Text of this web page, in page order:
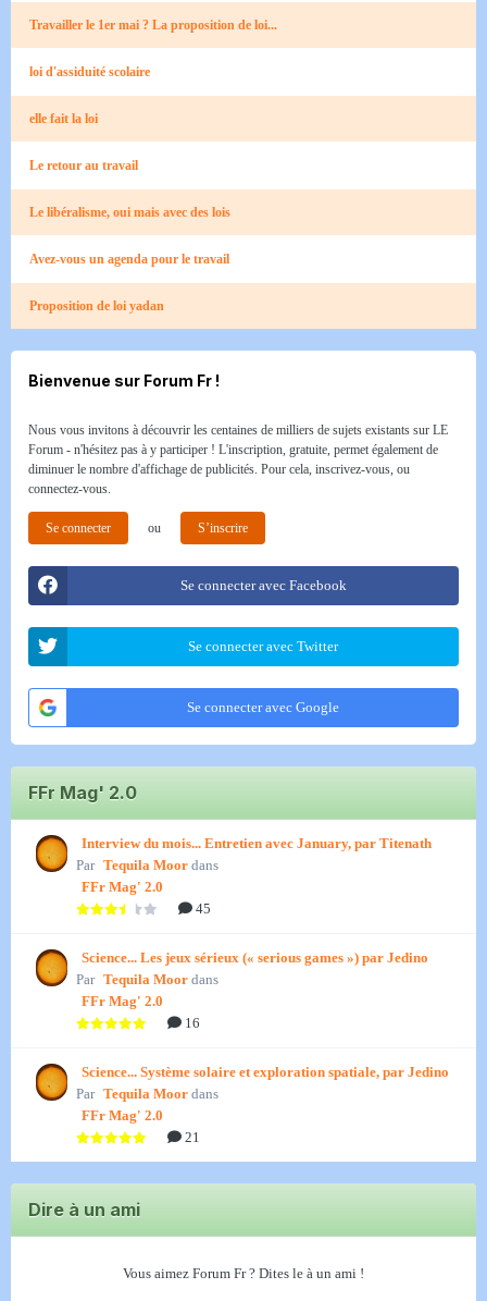
Travailler le 1er mai ? La proposition de loi...
loi d'assiduité scolaire
elle fait la loi
Le retour au travail
Le libéralisme, oui mais avec des lois
Avez-vous un agenda pour le travail
Proposition de loi yadan
Bienvenue sur Forum Fr !
Nous vous invitons à découvrir les centaines de milliers de sujets existants sur LE
Forum - n'hésitez pas à y participer ! L'inscription, gratuite, permet également de
diminuer le nombre d'affichage de publicités. Pour cela, inscrivez-vous, ou
connectez-vous.
Se connecter ou S’inscrire
Se connecter avec Facebook
Se connecter avec Twitter
Se connecter avec Google
FFr Mag' 2.0
Interview du mois... Entretien avec January, par Titenath
Par Tequila Moor dans
FFr Mag' 2.0
45
Science... Les jeux sérieux (« serious games ») par Jedino
Par Tequila Moor dans
FFr Mag' 2.0
16
Science... Système solaire et exploration spatiale, par Jedino
Par Tequila Moor dans
FFr Mag' 2.0
21
Dire à un ami
Vous aimez Forum Fr ? Dites le à un ami !